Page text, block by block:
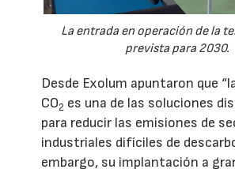
La entrada en operación de la
prevista para 2030.
Desde Exolum apuntaron que
CO2 es una de las soluciones
para reducir las emisiones de
industriales difíciles de
embargo, su implantación a